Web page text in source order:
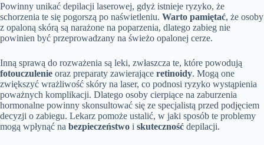
Powinny unikać depilacji laserowej, gdyż istnieje ryzyko, że
schorzenia te się pogorszą po naświetleniu. Warto pamiętać, że osoby
z opaloną skórą są narażone na poparzenia, dlatego zabieg nie
powinien być przeprowadzany na świeżo opalonej cerze.
Inną sprawą do rozważenia są leki, zwłaszcza te, które powodują
fotouczulenie oraz preparaty zawierające retinoidy. Mogą one
zwiększyć wrażliwość skóry na laser, co podnosi ryzyko wystąpienia
poważnych komplikacji. Dlatego osoby cierpiące na zaburzenia
hormonalne powinny skonsultować się ze specjalistą przed podjęciem
decyzji o zabiegu. Lekarz pomoże ustalić, w jaki sposób te problemy
mogą wpłynąć na bezpieczeństwo i skuteczność depilacji.